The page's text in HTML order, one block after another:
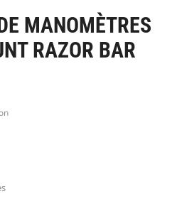
MANOMÈTRES
RAZOR BAR